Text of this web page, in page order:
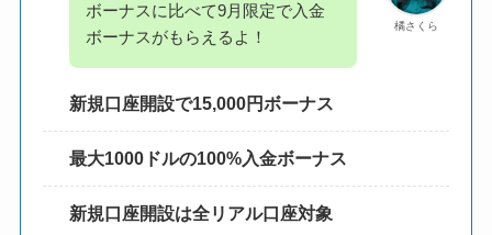
橘さくら
ボーナスに比べて9月限定で入金
ボーナスがもらえるよ！
新規口座開設で15,000円ボーナス
最大1000ドルの100%入金ボーナス
新規口座開設は全リアル口座対象